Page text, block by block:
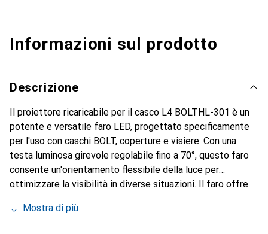
Informazioni sul prodotto
Descrizione
Il proiettore ricaricabile per il casco L4 BOLTHL-301 è un
potente e versatile faro LED, progettato specificamente
per l'uso con caschi BOLT, coperture e visiere. Con una
testa luminosa girevole regolabile fino a 70°, questo faro
consente un'orientamento flessibile della luce per
ottimizzare la visibilità in diverse situazioni. Il faro offre
esigenze. Con una luminosità massima di 600 lumen,
Mostra di più